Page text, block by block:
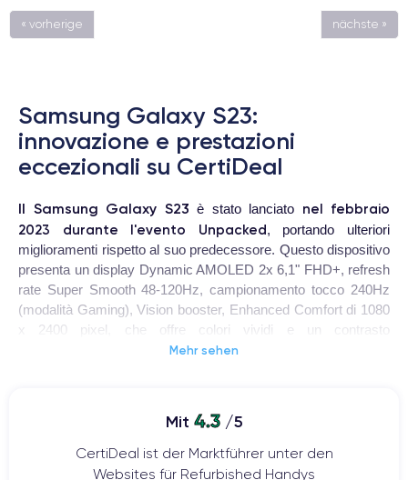
« vorherige nächste »
Samsung Galaxy S23:
innovazione e prestazioni
eccezionali su CertiDeal
Il Samsung Galaxy S23 è stato lanciato nel febbraio
2023 durante l'evento Unpacked, portando ulteriori
miglioramenti rispetto al suo predecessore. Questo dispositivo
presenta un display Dynamic AMOLED 2x 6,1" FHD+, refresh
rate Super Smooth 48-120Hz, campionamento tocco 240Hz
(modalità Gaming), Vision booster, Enhanced Comfortdi 1080
x 2400 pixel, che offre colori vividi e un contrasto
impressionante. È alimentato dal potente processore Exynos
Il comparto fotografico del Samsung Galaxy S23 include una
configurazione tripla sul retro: un sensore principale da 54 MP,
Mehr sehen
Mit 4.3/5
CertiDeal ist der Marktführer unter den
Websites für Refurbished Handys